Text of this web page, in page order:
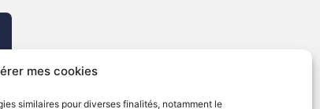
mes cookies
similaires pour diverses finalités, notamment le